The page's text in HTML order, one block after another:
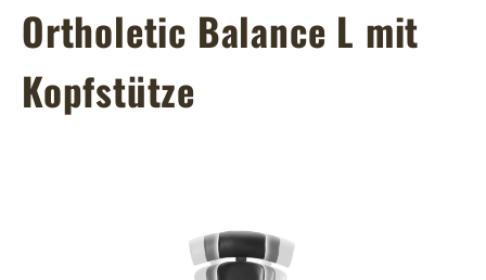
Ortholetic Balance L mit
Kopfstütze
Bildergalerie überspringen